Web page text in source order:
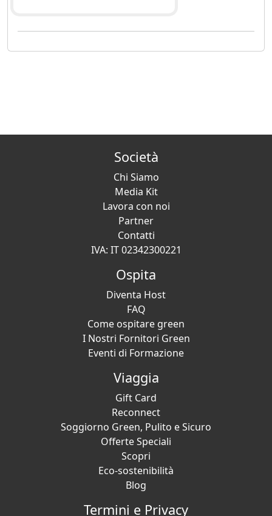
Società
Chi Siamo
Media Kit
Lavora con noi
Partner
Contatti
IVA: IT 02342300221
Ospita
Diventa Host
FAQ
Come ospitare green
I Nostri Fornitori Green
Eventi di Formazione
Viaggia
Gift Card
Reconnect
Soggiorno Green, Pulito e Sicuro
Offerte Speciali
Scopri
Eco-sostenibilità
Blog
Termini e Privacy